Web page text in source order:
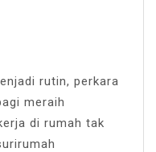
rutin, perkara
meraih
di rumah tak